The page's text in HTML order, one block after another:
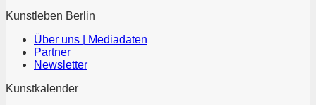
Kunstleben Berlin
Über uns | Mediadaten
Partner
Newsletter
Kunstkalender